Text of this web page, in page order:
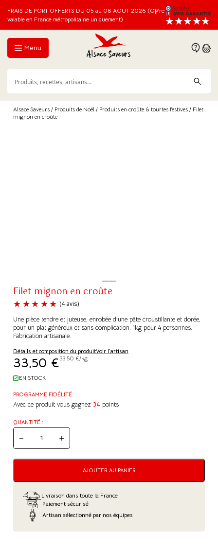
FRAIS DE PORT OFFERTS DU 05 au 08 AOUT 2026 (Offre
valable en France métropolitaine uniquement)
Menu
Alsace Saveurs / Produits de Noël / Produits en croûte & tourtes festives / Filet
mignon en croûte
Filet mignon en croûte
(4 avis)
Une pièce tendre et juteuse, enrobée d’une pâte croustillante et dorée,
pour un plat généreux et sans complication. 1kg pour 4 personnes.
Fabrication artisanale.
Détails et composition du produitVoir l'artisan
33,50 €33.50 €/kg
EN STOCK
PROGRAMME FIDÉLITÉ :
Avec ce produit vous gagnez 34 points
QUANTITÉ :
QUANTITÉ
DE
MIGNON
AJOUTER AU PANIER
Livraison dans toute la France
Paiement sécurisé
Artisan sélectionné par nos équipes